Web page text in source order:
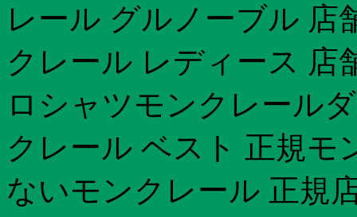
レール グルノーブル 店
クレール レディース 店
ロシャツモンクレール
クレール ベスト 正規モ
ないモンクレール 正規